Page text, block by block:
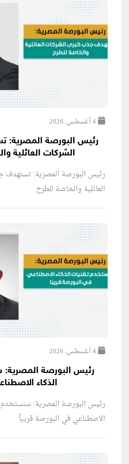
4 أغسطس, 2026
رئيس البورصة
الشركات العائلية
رئيس البورصة المصرية: تستهدف
العائلية والخاصة للطرح
4 أغسطس, 2026
رئيس البورصة
الذكاء
رئيس البورصة المصرية: سنستخدم
الاصطناعي في البورصة قريباً